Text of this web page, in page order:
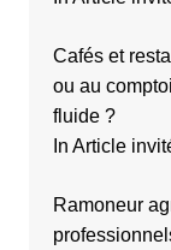
Cafés et
ou au
fluide ?
In Article
Ramoneur